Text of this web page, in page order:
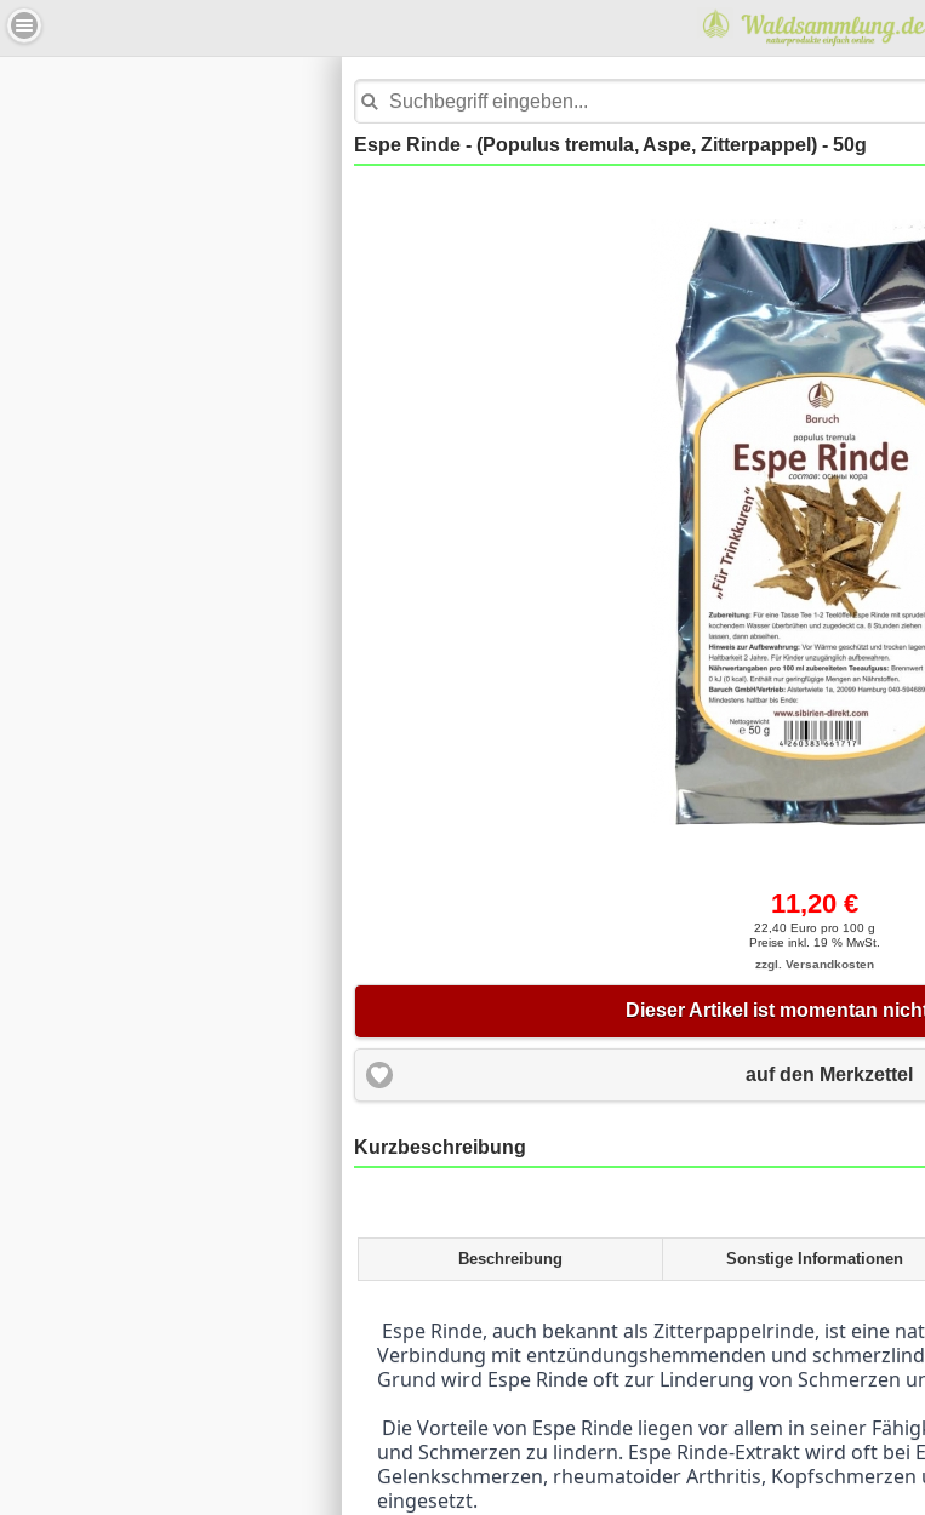
Espe Rinde - (Populus tremula, Aspe, Zitterpappel) - 50g
11,20 €
22,40 Euro pro 100 g
Preise inkl. 19 % MwSt.
zzgl. Versandkosten
Dieser Artikel ist momentan
auf den Merkzettel
Kurzbeschreibung
Beschreibung Sonstige Informationen
Verbindung mit entzündungshemmenden und
Grund wird Espe Rinde oft zur Linderung von Schmerzen
und Schmerzen zu lindern. Espe Rinde-Extrakt wird oft bei
Gelenkschmerzen, rheumatoider Arthritis,
eingesetzt.